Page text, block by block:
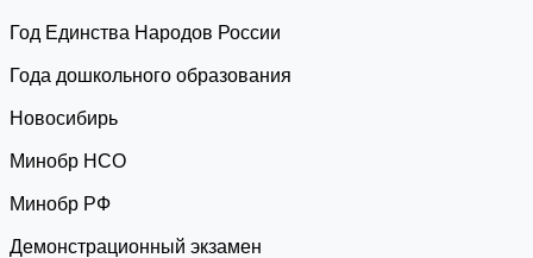
Год Единства Народов России
Года дошкольного образования
Новосибирь
Минобр НСО
Минобр РФ
Демонстрационный экзамен